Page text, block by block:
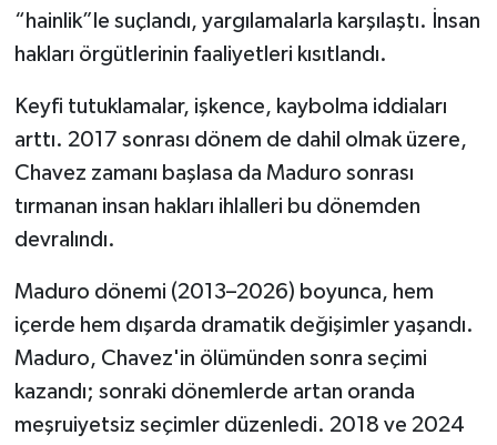
“hainlik”le suçlandı, yargılamalarla karşılaştı. İnsan
hakları örgütlerinin faaliyetleri kısıtlandı.
Keyfi tutuklamalar, işkence, kaybolma iddiaları
arttı. 2017 sonrası dönem de dahil olmak üzere,
Chavez zamanı başlasa da Maduro sonrası
tırmanan insan hakları ihlalleri bu dönemden
devralındı.
Maduro dönemi (2013–2026) boyunca, hem
içerde hem dışarda dramatik değişimler yaşandı.
Maduro, Chavez'in ölümünden sonra seçimi
kazandı; sonraki dönemlerde artan oranda
meşruiyetsiz seçimler düzenledi. 2018 ve 2024